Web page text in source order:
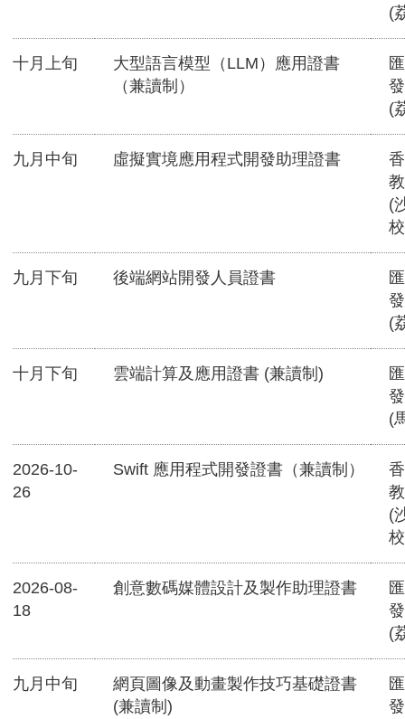
(
十月上旬
大型語言模型（LLM）應用證書
（兼讀制）
(
九月中旬 虛擬實境應用程式開發助理證書
(
九月下旬 後端網站開發人員證書
(
十月下旬 雲端計算及應用證書 (兼讀制)
(
2026-10-
26
Swift 應用程式開發證書（兼讀制）
(
2026-08-
18
創意數碼媒體設計及製作助理證書
(
九月中旬
網頁圖像及動畫製作技巧基礎證書
(兼讀制)